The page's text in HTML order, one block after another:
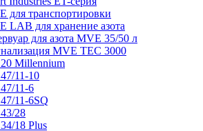
для транспортировки
LAB для хранение азота
для азота MVE 35/50 л
MVE TEC 3000
Millennium
11-10
11-6
11-6SQ
28
18 Plus